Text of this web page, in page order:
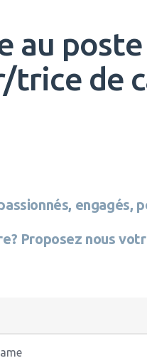
au
trice de
engagés,
Proposez nous